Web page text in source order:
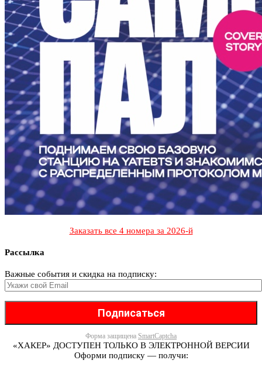
Заказать все 4 номера за 2026-й
Рассылка
Важные события и скидка на подписку:
Форма защищена SmartCaptcha
«ХАКЕР» ДОСТУПЕН ТОЛЬКО В ЭЛЕКТРОННОЙ ВЕРСИИ
Оформи подписку — получи: